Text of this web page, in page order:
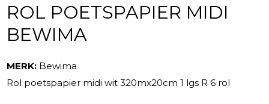
ROL POETSPAPIER MIDI
BEWIMA
MERK: Bewima
Rol poetspapier midi wit 320mx20cm 1 lgs R 6 rol